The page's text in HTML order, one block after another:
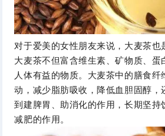
对于爱美的女性朋友来说，大麦茶也
大麦茶不但富含维生素、矿物质、蛋
人体有益的物质。大麦茶中的膳食纤
动，减少脂肪吸收，降低血胆固醇，
到建脾胃、助消化的作用，长期坚持
减肥的作用。